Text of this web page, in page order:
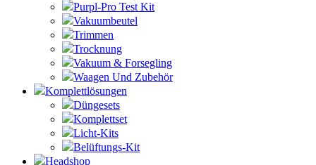
Purpl-Pro Test Kit
Vakuumbeutel
Trimmen
Trocknung
Vakuum & Forsegling
Waagen Und Zubehör
Komplettlösungen
Düngesets
Komplettset
Licht-Kits
Belüftungs-Kit
Headshop